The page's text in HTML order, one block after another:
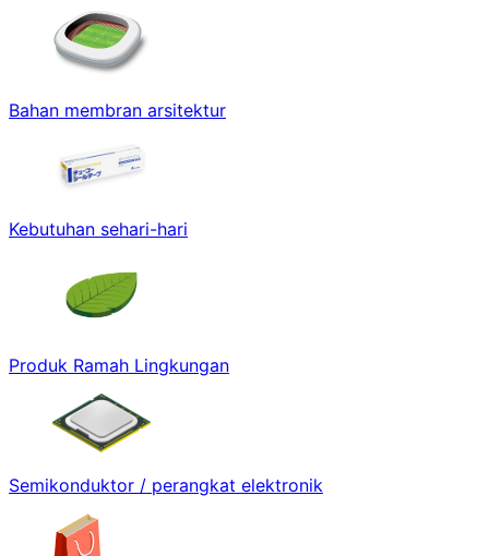
Bahan membran arsitektur
Kebutuhan sehari-hari
Produk Ramah Lingkungan
Semikonduktor / perangkat elektronik